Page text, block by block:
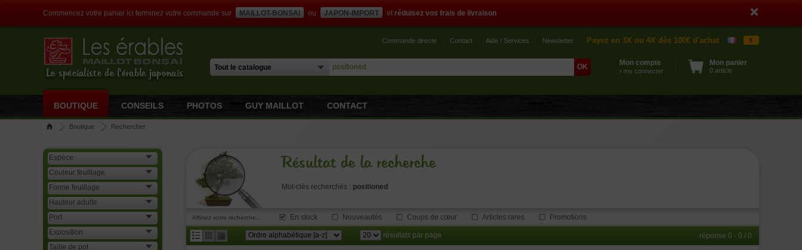
Commencez votre panier ici terminez votre commande sur MAILLOT-BONSAI ou JAPON-IMPORT et réduisez vos frais de livraison
Le spécialiste de l'érable japonais
Commande directe Contact Aide / Services Newsletter Payez en 3X ou 4X dès 100€ d'achat €
Mon compte
› me connecter
Mon panier
0 article
BOUTIQUE CONSEILS PHOTOS GUY MAILLOT CONTACT
Boutique Rechercher
Résultat de la recherche
Mot-clés recherchés : positioned
Affinez votre recherche... En stock Nouveautés Coups de cœur Articles rares Promotions
résultats par page réponse 0 - 0 / 0